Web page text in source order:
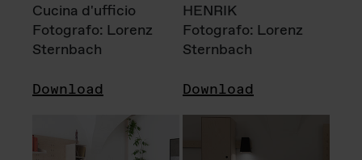
Cucina d'ufficio
Fotografo: Lorenz
Sternbach
Download
HENRIK
Fotografo: Lorenz
Sternbach
Download